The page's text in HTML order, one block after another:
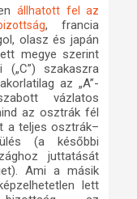
állhatott fel az
, francia
olasz és japán
megye szerint
(„C”) szakaszra
az „A”-
vázlatos
az osztrák fél
a teljes osztrák–
(a későbbi
juttatását
Ami a másik
lett